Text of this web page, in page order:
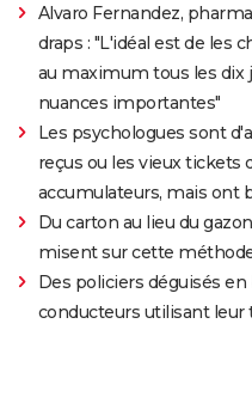
Alvaro Fernandez,
draps : "L'idéal est de les
au maximum tous les dix
nuances importantes"
Les psychologues sont
reçus ou les vieux tickets
accumulateurs, mais ont
Du carton au lieu du
misent sur cette
Des policiers déguisés
conducteurs utilisant leur